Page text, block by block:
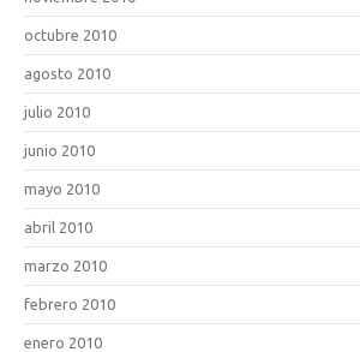
octubre 2010
agosto 2010
julio 2010
junio 2010
mayo 2010
abril 2010
marzo 2010
febrero 2010
enero 2010